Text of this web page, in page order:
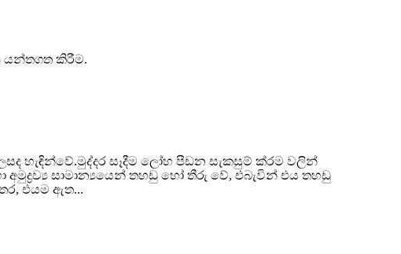
යන්තගත කිරීම.
හැඳින්වේ.මුද්දර සෑදීම ලෝහ පීඩන සැකසුම් ක්රම වලින්
අමුද්‍රව්‍ය සාමාන්‍යයෙන් තහඩු හෝ තීරු වේ, එබැවින් එය තහඩු
එයම ඇත...